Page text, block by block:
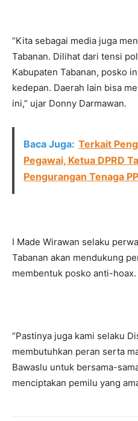
“Kita sebagai media juga
Tabanan. Dilihat dari tensi
Kabupaten Tabanan, posko
kedepan. Daerah lain bisa
ini,” ujar Donny Darmawan.
Baca Juga: Terkait
Pegawai, Ketua DPRD
Pengurangan Tenaga
I Made Wirawan selaku
Tabanan akan mendukung
membentuk posko anti-hoax.
“Pastinya juga kami selaku
membutuhkan peran serta
Bawaslu untuk bersama-
menciptakan pemilu yang